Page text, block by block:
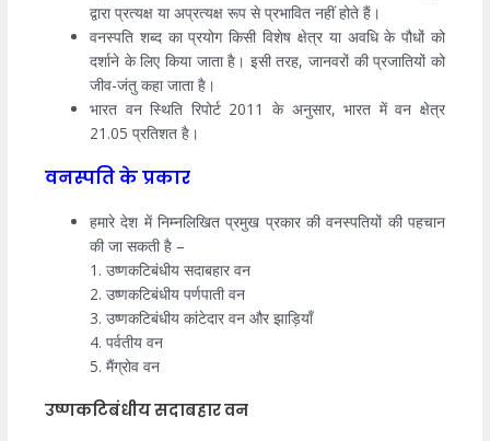
द्वारा प्रत्यक्ष या अप्रत्यक्ष रूप से प्रभावित नहीं होते हैं।
वनस्पति शब्द का प्रयोग किसी विशेष क्षेत्र या अवधि के पौधों को
दर्शाने के लिए किया जाता है। इसी तरह, जानवरों की प्रजातियों को
जीव-जंतु कहा जाता है।
भारत वन स्थिति रिपोर्ट 2011 के अनुसार, भारत में वन क्षेत्र
21.05 प्रतिशत है।
वनस्पति के प्रकार
हमारे देश में निम्नलिखित प्रमुख प्रकार की वनस्पतियों की पहचान
की जा सकती है –
1. उष्णकटिबंधीय सदाबहार वन
2. उष्णकटिबंधीय पर्णपाती वन
3. उष्णकटिबंधीय कांटेदार वन और झाड़ियाँ
4. पर्वतीय वन
5. मैंग्रोव वन
उष्णकटिबंधीय सदाबहार वन